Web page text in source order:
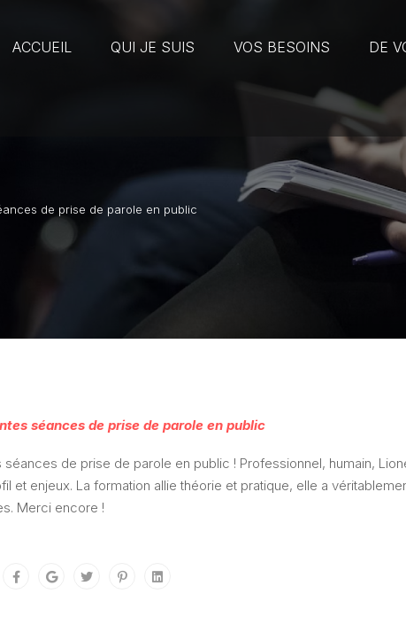
ACCUEIL QUI JE SUIS VOS BESOINS DE
de prise de parole en public
séances de prise de parole en public
séances de prise de parole en public ! Professionnel, humain,
et enjeux. La formation allie théorie et pratique, elle a
Merci encore !